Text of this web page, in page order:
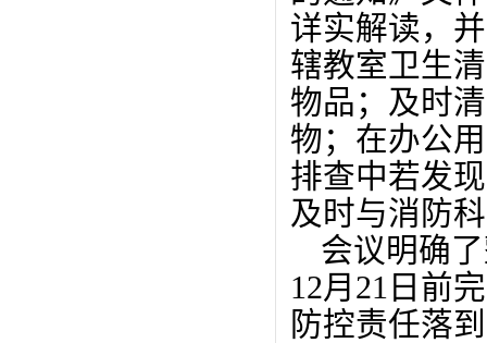
详实解读，
辖教室卫生
物品；及时
物；在办公
排查中若发
及时与消防
会议明确
12月21日前
防控责任落